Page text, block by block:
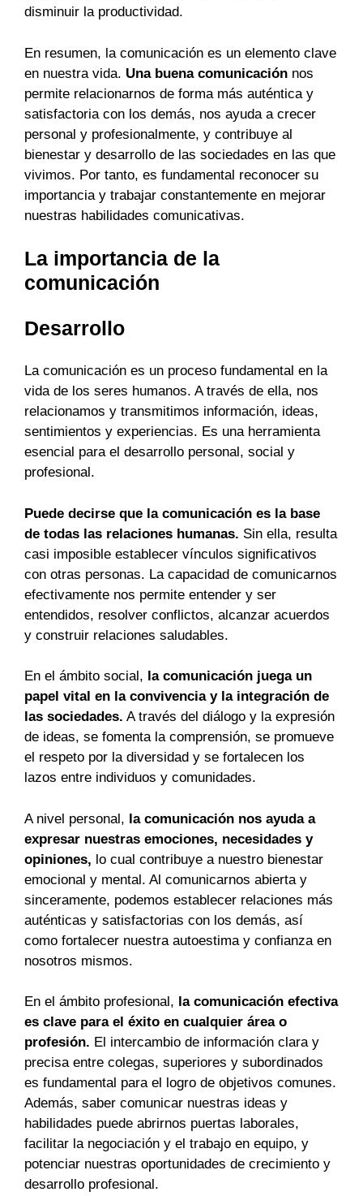
disminuir la productividad.
En resumen, la comunicación es un elemento clave
en nuestra vida. Una buena comunicación nos
permite relacionarnos de forma más auténtica y
satisfactoria con los demás, nos ayuda a crecer
personal y profesionalmente, y contribuye al
bienestar y desarrollo de las sociedades en las que
vivimos. Por tanto, es fundamental reconocer su
importancia y trabajar constantemente en mejorar
nuestras habilidades comunicativas.
La importancia de la
comunicación
Desarrollo
La comunicación es un proceso fundamental en la
vida de los seres humanos. A través de ella, nos
relacionamos y transmitimos información, ideas,
sentimientos y experiencias. Es una herramienta
esencial para el desarrollo personal, social y
profesional.
Puede decirse que la comunicación es la base
de todas las relaciones humanas. Sin ella, resulta
casi imposible establecer vínculos significativos
con otras personas. La capacidad de comunicarnos
efectivamente nos permite entender y ser
entendidos, resolver conflictos, alcanzar acuerdos
y construir relaciones saludables.
En el ámbito social, la comunicación juega un
papel vital en la convivencia y la integración de
las sociedades. A través del diálogo y la expresión
de ideas, se fomenta la comprensión, se promueve
el respeto por la diversidad y se fortalecen los
lazos entre individuos y comunidades.
A nivel personal, la comunicación nos ayuda a
expresar nuestras emociones, necesidades y
opiniones, lo cual contribuye a nuestro bienestar
emocional y mental. Al comunicarnos abierta y
sinceramente, podemos establecer relaciones más
auténticas y satisfactorias con los demás, así
como fortalecer nuestra autoestima y confianza en
nosotros mismos.
En el ámbito profesional, la comunicación efectiva
es clave para el éxito en cualquier área o
profesión. El intercambio de información clara y
precisa entre colegas, superiores y subordinados
es fundamental para el logro de objetivos comunes.
Además, saber comunicar nuestras ideas y
habilidades puede abrirnos puertas laborales,
facilitar la negociación y el trabajo en equipo, y
potenciar nuestras oportunidades de crecimiento y
desarrollo profesional.